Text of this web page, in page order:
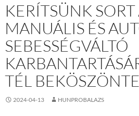
KERÍTSÜNK SORT
MANUÁLIS ÉS
SEBESSÉGVÁLTÓ
TÉL
2024-04-13 HUNPROBALAZS